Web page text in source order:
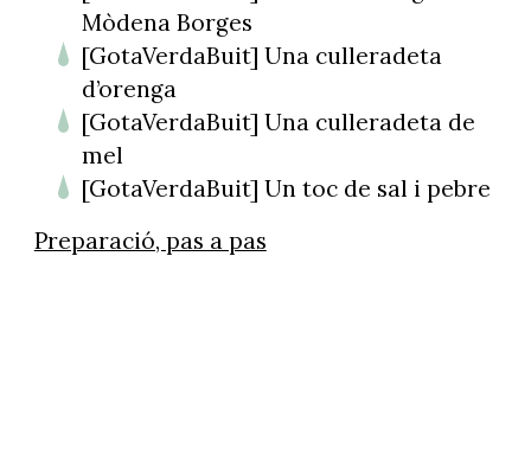
Mòdena Borges
[GotaVerdaBuit] Una culleradeta
d’orenga
[GotaVerdaBuit] Una culleradeta de
mel
[GotaVerdaBuit] Un toc de sal i pebre
Preparació, pas a pas